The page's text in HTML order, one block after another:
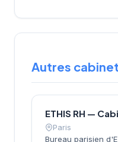
Autres
Paris
Bureau parisien